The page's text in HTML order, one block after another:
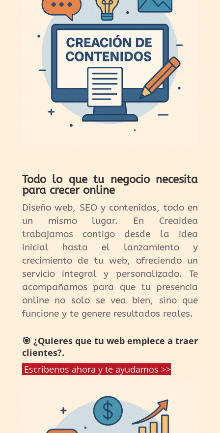
Todo lo que tu negocio necesita
para crecer online
Diseño web, SEO y contenidos, todo en
un mismo lugar. En Creaidea
trabajamos contigo desde la idea
inicial hasta el lanzamiento y
crecimiento de tu web, ofreciendo un
servicio integral y personalizado. Te
acompañamos para que tu presencia
online no solo se vea bien, sino que
funcione y te genere resultados reales.
🎯 ¿Quieres que tu web empiece a traer
clientes?.
Escríbenos ahora y te ayudamos >>